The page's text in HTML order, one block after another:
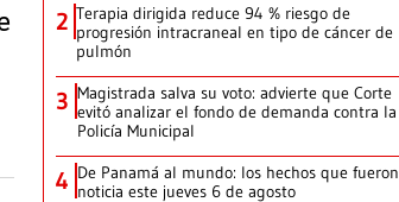
2 Terapia dirigida reduce 94 % riesgo de
progresión intracraneal en tipo de cáncer de
pulmón
3 Magistrada salva su voto: advierte que Corte
evitó analizar el fondo de demanda contra la
Policía Municipal
4 De Panamá al mundo: los hechos que fueron
noticia este jueves 6 de agosto